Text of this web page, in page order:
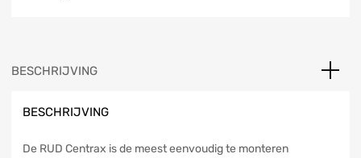
BESCHRIJVING
BESCHRIJVING
De RUD Centrax is de meest eenvoudig te monteren